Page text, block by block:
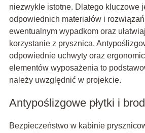
niezwykle istotne. Dlatego kluczowe
odpowiednich materiałów i
ewentualnym wypadkom oraz
korzystanie z prysznica.
odpowiednie uchwyty oraz
elementów wyposażenia to
należy uwzględnić w projekcie.
Antypoślizgowe płytki i
Bezpieczeństwo w kabinie